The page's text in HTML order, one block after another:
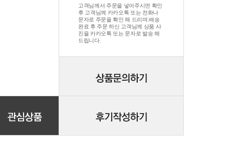
고객님께서 주문을 넣어주시면 확인
후 고객님께 카카오톡 또는 전화나
문자로 주문을 확인 해 드리며.배송
완료 후 주문 하신 고객님께 상품 사
진을 카카오톡 또는 문자로 발송 해
드립니다.